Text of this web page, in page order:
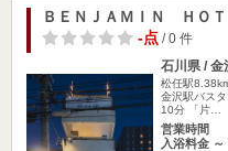
ＢＥＮＪＡＭＩＮ ＨＯ
-点/ 0 件
石川県 / 金
松任駅
金沢駅バス
10分 「片…
営業時間
入浴料金 ～